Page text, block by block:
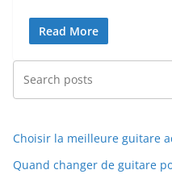
Read More
Choisir la meilleure guitare
Quand changer de guitare